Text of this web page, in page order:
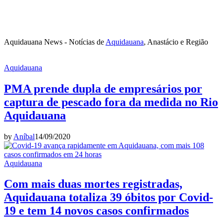
Aquidauana News - Notícias de Aquidauana, Anastácio e Região
Aquidauana
PMA prende dupla de empresários por
captura de pescado fora da medida no Rio
Aquidauana
by Aníbal14/09/2020
Aquidauana
Com mais duas mortes registradas,
Aquidauana totaliza 39 óbitos por Covid-
19 e tem 14 novos casos confirmados